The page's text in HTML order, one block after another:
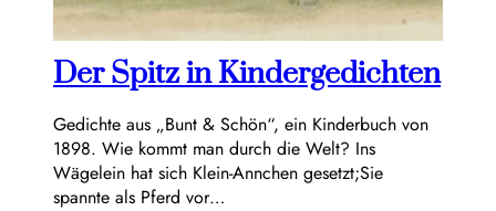
Der Spitz in Kindergedichten
Gedichte aus „Bunt & Schön“, ein Kinderbuch von
1898. Wie kommt man durch die Welt? Ins
Wägelein hat sich Klein-Annchen gesetzt;Sie
spannte als Pferd vor…